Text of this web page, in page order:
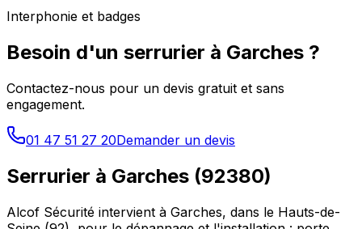
Interphonie et badges
Besoin d'un serrurier à Garches ?
Contactez-nous pour un devis gratuit et sans
engagement.
01 47 51 27 20Demander un devis
Serrurier à Garches (92380)
Alcof Sécurité intervient à Garches, dans le Hauts-de-